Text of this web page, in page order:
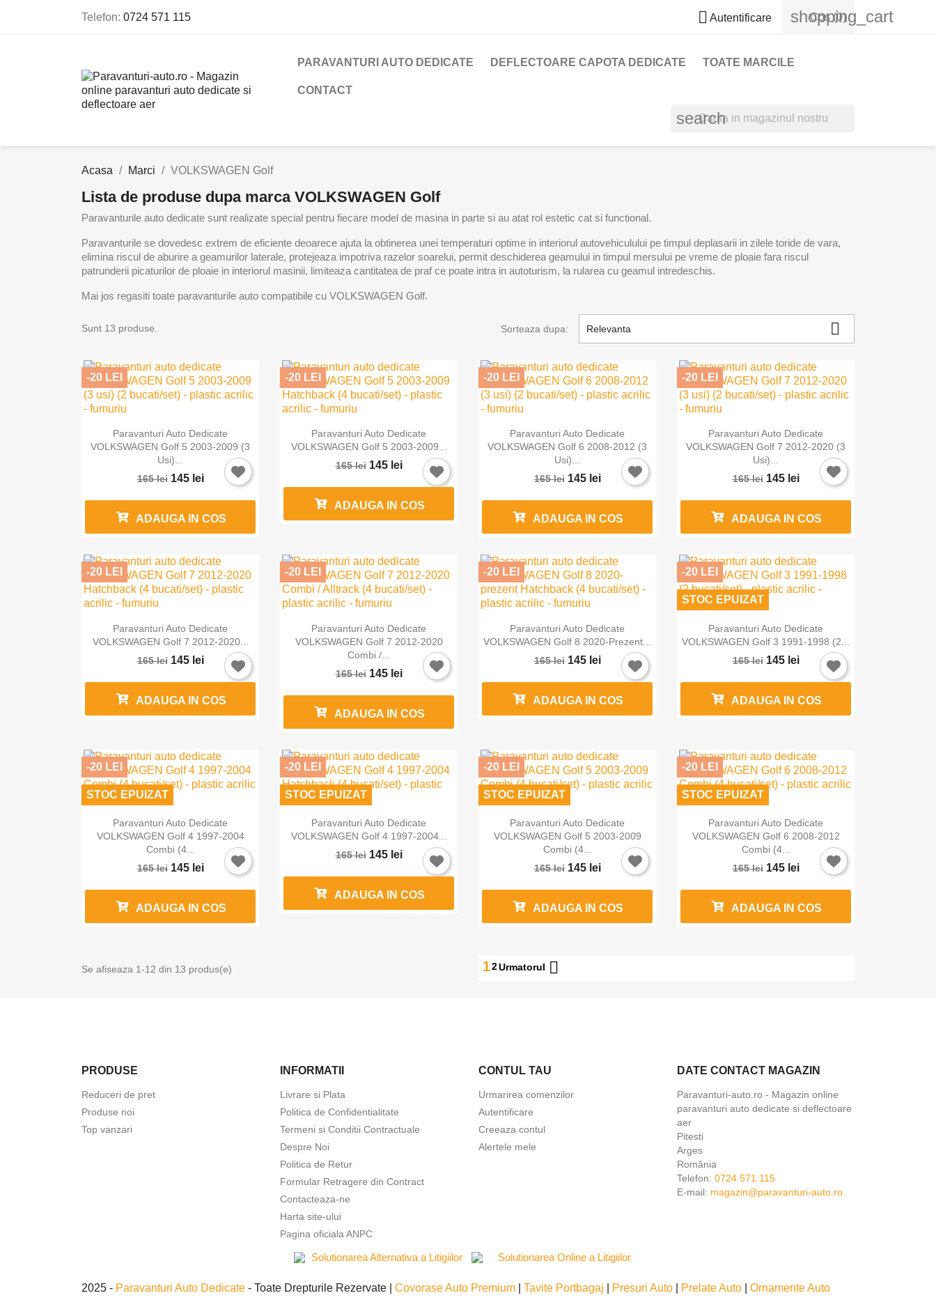
Telefon: 0724 571 115  Autentificare shopping_cart
Cos (0)
PARAVANTURI AUTO DEDICATE DEFLECTOARE CAPOTA DEDICATE TOATE MARCILE
CONTACT
search
Acasa Marci VOLKSWAGEN Golf
Lista de produse dupa marca VOLKSWAGEN Golf
Paravanturile auto dedicate sunt realizate special pentru fiecare model de masina in parte si au atat rol estetic cat si functional.
Paravanturile se dovedesc extrem de eficiente deoarece ajuta la obtinerea unei temperaturi optime in interiorul autovehiculului pe timpul deplasarii in zilele toride de vara,
elimina riscul de aburire a geamurilor laterale, protejeaza impotriva razelor soarelui, permit deschiderea geamului in timpul mersului pe vreme de ploaie fara riscul
patrunderii picaturilor de ploaie in interiorul masinii, limiteaza cantitatea de praf ce poate intra in autoturism, la rularea cu geamul intredeschis.
Mai jos regasiti toate paravanturile auto compatibile cu VOLKSWAGEN Golf.
Sunt 13 produse. Sorteaza dupa: Relevanta 
 Vizualizare rapida
Paravanturi Auto Dedicate
VOLKSWAGEN Golf 5 2003-2009 (3
Usi)...
165 lei 145 lei
-20 LEI
ADAUGA IN COS
 Vizualizare rapida
Paravanturi Auto Dedicate
VOLKSWAGEN Golf 5 2003-2009...
165 lei 145 lei
-20 LEI
ADAUGA IN COS
 Vizualizare rapida
Paravanturi Auto Dedicate
VOLKSWAGEN Golf 6 2008-2012 (3
Usi)...
165 lei 145 lei
-20 LEI
ADAUGA IN COS
 Vizualizare rapida
Paravanturi Auto Dedicate
VOLKSWAGEN Golf 7 2012-2020 (3
Usi)...
165 lei 145 lei
-20 LEI
ADAUGA IN COS
 Vizualizare rapida
Paravanturi Auto Dedicate
VOLKSWAGEN Golf 7 2012-2020...
165 lei 145 lei
-20 LEI
ADAUGA IN COS
 Vizualizare rapida
Paravanturi Auto Dedicate
VOLKSWAGEN Golf 7 2012-2020
Combi /...
165 lei 145 lei
-20 LEI
ADAUGA IN COS
 Vizualizare rapida
Paravanturi Auto Dedicate
VOLKSWAGEN Golf 8 2020-Prezent...
165 lei 145 lei
-20 LEI
ADAUGA IN COS
 Vizualizare rapida
Paravanturi Auto Dedicate
VOLKSWAGEN Golf 3 1991-1998 (2...
165 lei 145 lei
-20 LEI
STOC EPUIZAT
ADAUGA IN COS
 Vizualizare rapida
Paravanturi Auto Dedicate
VOLKSWAGEN Golf 4 1997-2004
Combi (4...
165 lei 145 lei
-20 LEI
STOC EPUIZAT
ADAUGA IN COS
 Vizualizare rapida
Paravanturi Auto Dedicate
VOLKSWAGEN Golf 4 1997-2004...
165 lei 145 lei
-20 LEI
STOC EPUIZAT
ADAUGA IN COS
 Vizualizare rapida
Paravanturi Auto Dedicate
VOLKSWAGEN Golf 5 2003-2009
Combi (4...
165 lei 145 lei
-20 LEI
STOC EPUIZAT
ADAUGA IN COS
 Vizualizare rapida
Paravanturi Auto Dedicate
VOLKSWAGEN Golf 6 2008-2012
Combi (4...
165 lei 145 lei
-20 LEI
STOC EPUIZAT
ADAUGA IN COS
Se afiseaza 1-12 din 13 produs(e) 12Urmatorul 
PRODUSE
Reduceri de pret
Produse noi
Top vanzari
INFORMATII
Livrare si Plata
Politica de Confidentialitate
Termeni si Conditii Contractuale
Despre Noi
Politica de Retur
Formular Retragere din Contract
Contacteaza-ne
Harta site-ului
Pagina oficiala ANPC
CONTUL TAU
Urmarirea comenzilor
Autentificare
Creeaza contul
Alertele mele
DATE CONTACT MAGAZIN
Paravanturi-auto.ro - Magazin online
paravanturi auto dedicate si deflectoare
aer
Pitesti
Arges
România
Telefon: 0724 571 115
E-mail: magazin@paravanturi-auto.ro
2025 - Paravanturi Auto Dedicate - Toate Drepturile Rezervate | Covorase Auto Premium Tavite Portbagaj Presuri Auto Prelate Auto Ornamente Auto
Intra in cont
Trebuie sa fi logat in contul de client pentru a salva produse in Lista de